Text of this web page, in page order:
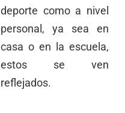
deporte como a nivel
personal, ya sea en
casa o en la escuela,
estos se ven
reflejados.